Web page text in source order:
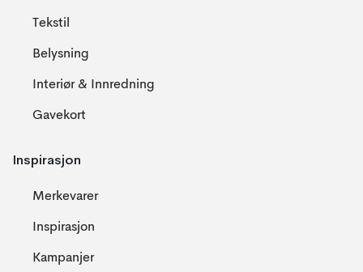
Tekstil
Belysning
Interiør & Innredning
Gavekort
Inspirasjon
Merkevarer
Inspirasjon
Kampanjer